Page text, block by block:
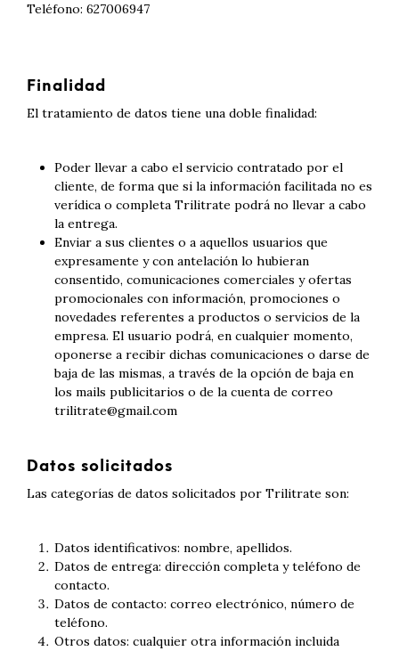
Teléfono: 627006947
Finalidad
El tratamiento de datos tiene una doble finalidad:
Poder llevar a cabo el servicio contratado por el
cliente, de forma que si la información facilitada no es
verídica o completa Trilitrate podrá no llevar a cabo
la entrega.
Enviar a sus clientes o a aquellos usuarios que
expresamente y con antelación lo hubieran
consentido, comunicaciones comerciales y ofertas
promocionales con información, promociones o
novedades referentes a productos o servicios de la
empresa. El usuario podrá, en cualquier momento,
oponerse a recibir dichas comunicaciones o darse de
baja de las mismas, a través de la opción de baja en
los mails publicitarios o de la cuenta de correo
trilitrate@gmail.com
Datos solicitados
Las categorías de datos solicitados por Trilitrate son:
Datos identificativos: nombre, apellidos.
Datos de entrega: dirección completa y teléfono de
contacto.
Datos de contacto: correo electrónico, número de
teléfono.
Otros datos: cualquier otra información incluida